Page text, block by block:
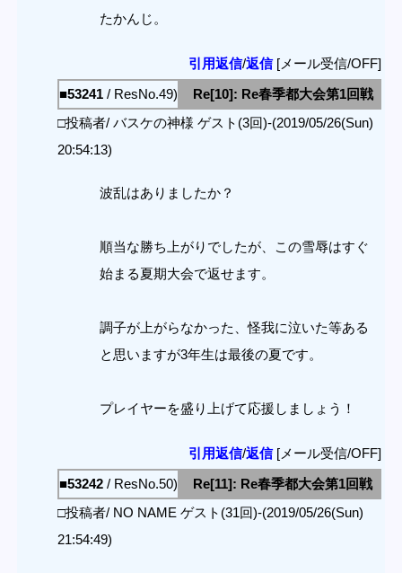
たかんじ。
引用返信/返信[メール受信/OFF]
■53241 / ResNo.49)
Re[10]: Re春季都大会第1回戦
□投稿者/ バスケの神様 ゲスト(3回)-(2019/05/26(Sun)
20:54:13)
波乱はありましたか？
順当な勝ち上がりでしたが、この雪辱はすぐ
始まる夏期大会で返せます。
調子が上がらなかった、怪我に泣いた等ある
と思いますが3年生は最後の夏です。
プレイヤーを盛り上げて応援しましょう！
引用返信/返信[メール受信/OFF]
■53242 / ResNo.50)
Re[11]: Re春季都大会第1回戦
□投稿者/ NO NAME ゲスト(31回)-(2019/05/26(Sun)
21:54:49)